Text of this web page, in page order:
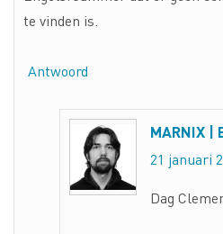
te vinden is.
Antwoord
MARNIX |
21 januari
Dag